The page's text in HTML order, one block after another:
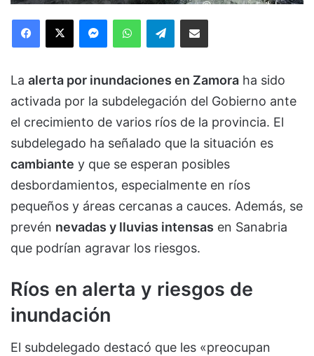
Facebook
X MessengerWhatsAppTelegramCompartir via Email
La alerta por inundaciones en Zamora ha sido
activada por la subdelegación del Gobierno ante
el crecimiento de varios ríos de la provincia. El
subdelegado ha señalado que la situación es
cambiante y que se esperan posibles
desbordamientos, especialmente en ríos
pequeños y áreas cercanas a cauces. Además, se
prevén nevadas y lluvias intensas en Sanabria
que podrían agravar los riesgos.
Ríos en alerta y riesgos de
inundación
El subdelegado destacó que les «preocupan